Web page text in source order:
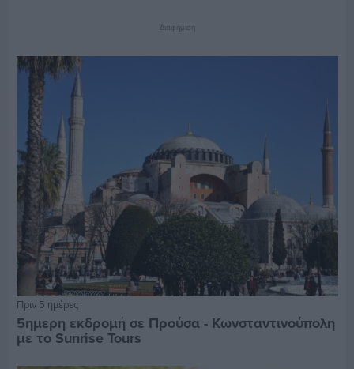
Διαφήμιση
Πριν 5 ημέρες
5ημερη εκδρομή σε Προύσα - Κωνσταντινούπολη
με το Sunrise Tours